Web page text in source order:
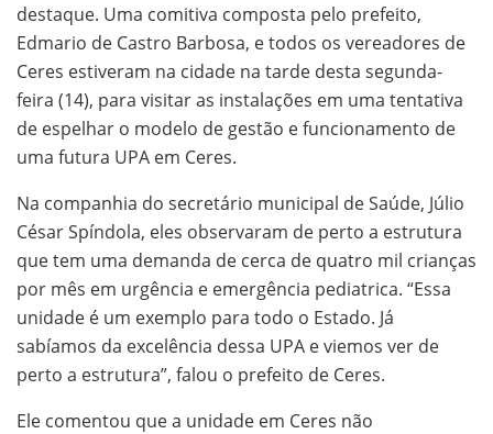
destaque. Uma comitiva composta pelo prefeito,
Edmario de Castro Barbosa, e todos os vereadores de
Ceres estiveram na cidade na tarde desta segunda-
feira (14), para visitar as instalações em uma tentativa
de espelhar o modelo de gestão e funcionamento de
uma futura UPA em Ceres.
Na companhia do secretário municipal de Saúde, Júlio
César Spíndola, eles observaram de perto a estrutura
que tem uma demanda de cerca de quatro mil crianças
por mês em urgência e emergência pediatrica. “Essa
unidade é um exemplo para todo o Estado. Já
sabíamos da excelência dessa UPA e viemos ver de
perto a estrutura”, falou o prefeito de Ceres.
Ele comentou que a unidade em Ceres não